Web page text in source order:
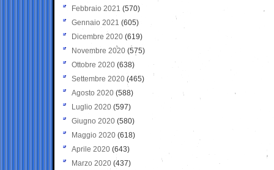
Febbraio 2021 (570)
Gennaio 2021 (605)
Dicembre 2020 (619)
Novembre 2020 (575)
Ottobre 2020 (638)
Settembre 2020(465)
Agosto 2020 (588)
Luglio 2020 (597)
Giugno 2020 (580)
Maggio 2020 (618)
Aprile 2020 (643)
Marzo 2020 (437)